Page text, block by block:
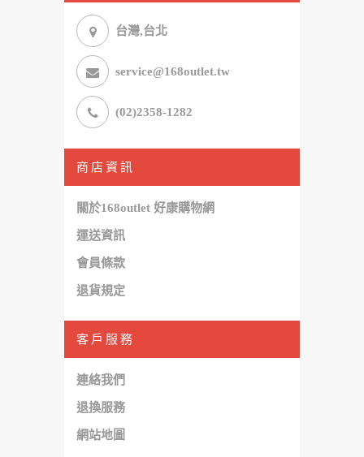
台灣,台北
service@168outlet.tw
(02)2358-1282
商店資訊
關於168outlet 好康購物網
運送資訊
會員條款
退貨規定
客戶服務
連絡我們
退換服務
網站地圖